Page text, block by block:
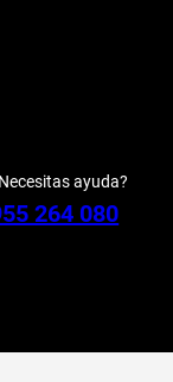
ayuda?
264 080